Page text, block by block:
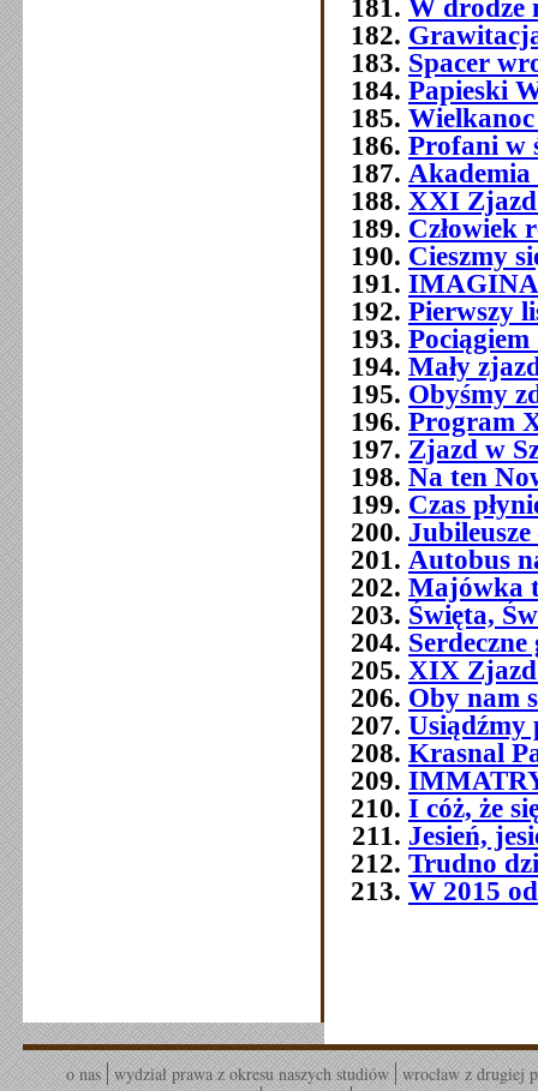
W drodze
Spacer
Papieski
Profani w
XXI
Człowiek
Cieszmy
Pierwszy
Mały
Obyśmy
Program
Zjazd w
Na ten
Czas
Autobus
Majówka
Święta,
XIX
Oby nam
Usiądźmy
Krasnal
I cóż, że
Jesień,
Trudno
W 2015
o nas wydział prawa z okresu naszych studiów wrocław z drugiej